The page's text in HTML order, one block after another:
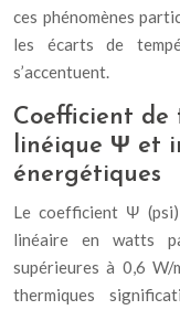
ces phénomènes
les écarts de
s’accentuent.
Coefficient de
linéique Ψ et
énergétiques
Le coefficient Ψ
linéaire en watts
supérieures à 0,6 W/
thermiques